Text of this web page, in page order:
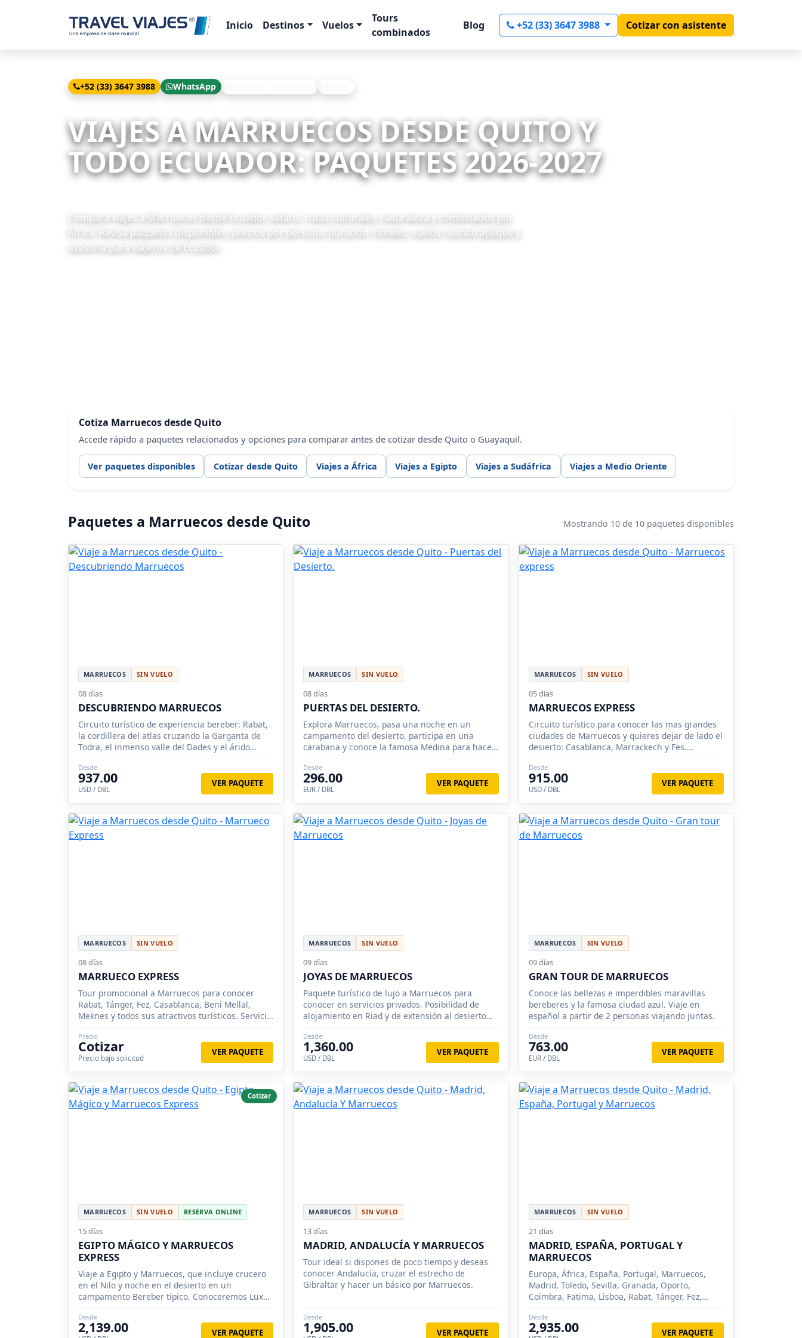
Inicio Destinos Vuelos
Tours
combinados
Blog +52 (33) 3647 3988 Cotizar con asistente
+52 (33) 3647 3988 WhatsApp
VIAJES A MARRUECOS DESDE QUITO Y
TODO ECUADOR: PAQUETES 2026-2027
Compara viajes a Marruecos desde Ecuador, safaris, rutas culturales, naturaleza y combinados por
África. Revisa paquetes disponibles, precios por persona, duración, hoteles, vuelos cuando aplique y
asesoría para viajeros de Ecuador.
Cotiza Marruecos desde Quito
Accede rápido a paquetes relacionados y opciones para comparar antes de cotizar desde Quito o Guayaquil.
Ver paquetes disponibles Cotizar desde Quito Viajes a África Viajes a Egipto Viajes a Sudáfrica Viajes a Medio Oriente
Paquetes a Marruecos desde Quito Mostrando 10 de 10 paquetes disponibles
MARRUECOS SIN VUELO
08 días
DESCUBRIENDO MARRUECOS
Circuito turístico de experiencia bereber: Rabat,
la cordillera del atlas cruzando la Garganta de
Todra, el inmenso valle del Dades y el árido
Desde
937.00
USD / DBL
VER PAQUETE
MARRUECOS SIN VUELO
08 días
PUERTAS DEL DESIERTO.
Explora Marruecos, pasa una noche en un
campamento del desierto, participa en una
carabana y conoce la famosa Medina para hacer
Desde
296.00
EUR / DBL
VER PAQUETE
MARRUECOS SIN VUELO
05 días
MARRUECOS EXPRESS
Circuito turístico para conocer las mas grandes
ciudades de Marruecos y quieres dejar de lado el
desierto: Casablanca, Marrackech y Fes.
Desde
915.00
USD / DBL
VER PAQUETE
MARRUECOS SIN VUELO
08 días
MARRUECO EXPRESS
Tour promocional a Marruecos para conocer
Rabat, Tánger, Fez, Casablanca, Beni Mellal,
Meknes y todos sus atractivos turísticos. Servicio
Precio
Cotizar
Precio bajo solicitud
VER PAQUETE
MARRUECOS SIN VUELO
09 días
JOYAS DE MARRUECOS
Paquete turístico de lujo a Marruecos para
conocer en servicios privados. Posibilidad de
alojamiento en Riad y de extensión al desierto
Desde
1,360.00
USD / DBL
VER PAQUETE
MARRUECOS SIN VUELO
09 días
GRAN TOUR DE MARRUECOS
Conoce las bellezas e imperdibles maravillas
bereberes y la famosa ciudad azul. Viaje en
español a partir de 2 personas viajando juntas.
Desde
763.00
EUR / DBL
VER PAQUETE
Cotizar
MARRUECOS SIN VUELO RESERVA ONLINE
15 días
EGIPTO MÁGICO Y MARRUECOS
EXPRESS
Viaje a Egipto y Marruecos, que incluye crucero
en el Nilo y noche en el desierto en un
campamento Bereber típico. Conoceremos Luxor
Desde
2,139.00 VER PAQUETE
MARRUECOS SIN VUELO
13 días
MADRID, ANDALUCÍA Y MARRUECOS
Tour ideal si dispones de poco tiempo y deseas
conocer Andalucía, cruzar el estrecho de
Gibraltar y hacer un básico por Marruecos.
Desde
1,905.00 VER PAQUETE
MARRUECOS SIN VUELO
21 días
MADRID, ESPAÑA, PORTUGAL Y
MARRUECOS
Europa, África, España, Portugal, Marruecos,
Madrid, Toledo, Sevilla, Granada, Oporto,
Coimbra, Fatima, Lisboa, Rabat, Tánger, Fez,
Desde
2,935.00 VER PAQUETE